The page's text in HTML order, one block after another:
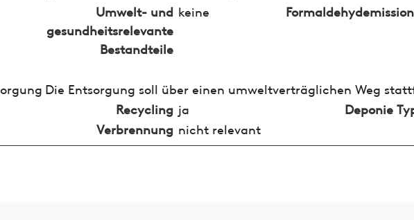
Umwelt- und
gesundheitsrelevante
Bestandteile
keine
Die Entsorgung soll über einen umweltverträglichen Weg
Recycling ja Deponie
Verbrennung nicht relevant